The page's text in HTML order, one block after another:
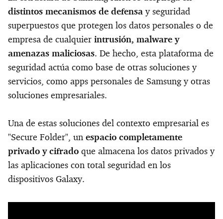
distintos mecanismos de defensa y seguridad
superpuestos que protegen los datos personales o de
empresa de cualquier intrusión, malware y
amenazas maliciosas. De hecho, esta plataforma de
seguridad actúa como base de otras soluciones y
servicios, como apps personales de Samsung y otras
soluciones empresariales.
Una de estas soluciones del contexto empresarial es
"Secure Folder", un espacio completamente
privado y cifrado que almacena los datos privados y
las aplicaciones con total seguridad en los
dispositivos Galaxy.